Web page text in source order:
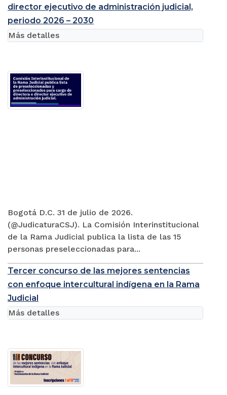
director ejecutivo de administración judicial,
periodo 2026 – 2030
Bogotá D.C. 31 de julio de 2026.
(@JudicaturaCSJ). La Comisión Interinstitucional
de la Rama Judicial publica la lista de las 15
personas preseleccionadas para...
Más detalles
Tercer concurso de las mejores sentencias
con enfoque intercultural indígena en la Rama
Judicial
Más detalles